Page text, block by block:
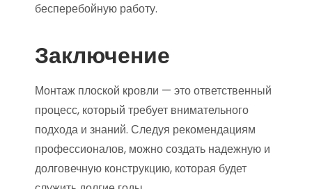
бесперебойную работу.
Заключение
Монтаж плоской кровли — это ответственный
процесс, который требует внимательного
подхода и знаний. Следуя рекомендациям
профессионалов, можно создать надежную и
долговечную конструкцию, которая будет